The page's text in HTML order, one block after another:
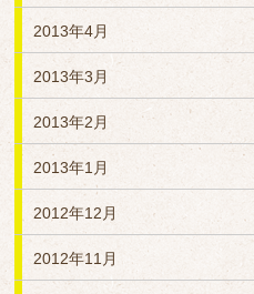
2013年4月
2013年3月
2013年2月
2013年1月
2012年12月
2012年11月